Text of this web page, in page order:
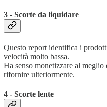
3 - Scorte da liquidare
Questo report identifica i
velocità molto bassa.
Ha senso monetizzare al meglio
rifornire ulteriormente.
4 - Scorte lente